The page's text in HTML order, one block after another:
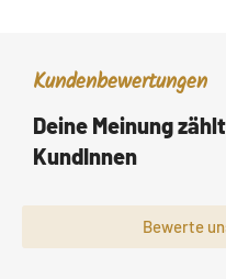
Kundenbewertungen
Deine Meinung
KundInnen
Bewerte